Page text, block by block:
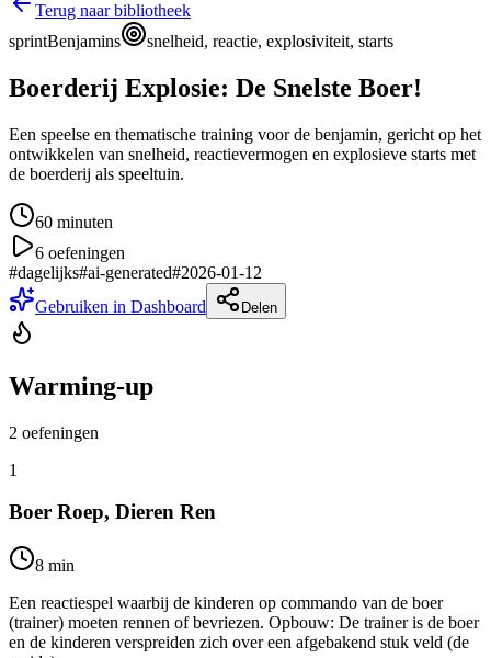
Terug naar bibliotheek
sprintBenjamins snelheid, reactie, explosiviteit, starts
Boerderij Explosie: De Snelste Boer!
Een speelse en thematische training voor de benjamin, gericht op het
ontwikkelen van snelheid, reactievermogen en explosieve starts met
de boerderij als speeltuin.
60 minuten
6 oefeningen
#dagelijks#ai-generated#2026-01-12
Gebruiken in Dashboard
Delen
Warming-up
2 oefeningen
1
Boer Roep, Dieren Ren
8 min
Een reactiespel waarbij de kinderen op commando van de boer
(trainer) moeten rennen of bevriezen. Opbouw: De trainer is de boer
en de kinderen verspreiden zich over een afgebakend stuk veld (de